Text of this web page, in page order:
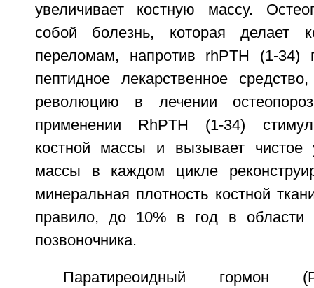
увеличивает костную массу.
собой болезнь, которая делает
переломам, напротив rhPTH (1-34)
пептидное лекарственное
революцию в лечении
применении RhPTH (1-34)
костной массы и вызывает чистое
массы в каждом цикле
минеральная плотность костной
правило, до 10% в год в области
позвоночника.
Паратиреоидный гормон